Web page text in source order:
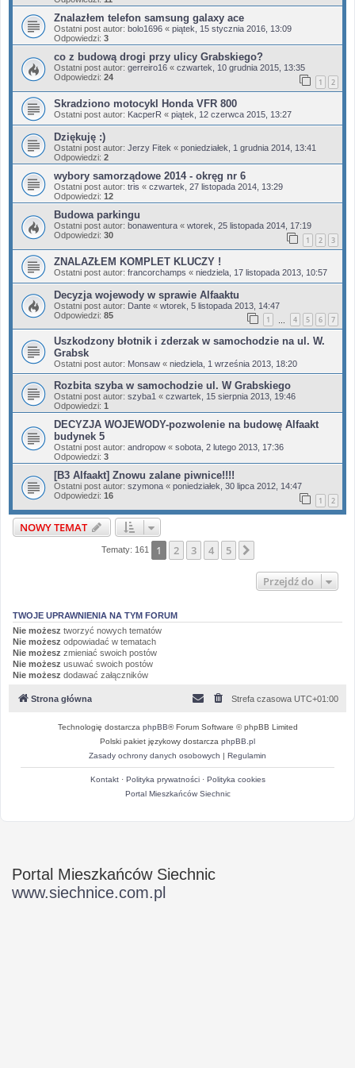
Znalazłem telefon samsung galaxy ace
Ostatni post autor: bolo1696 « piątek, 15 stycznia 2016, 13:09
Odpowiedzi: 3
co z budową drogi przy ulicy Grabskiego?
Ostatni post autor: gerreiro16 « czwartek, 10 grudnia 2015, 13:35
Odpowiedzi: 24 1 2
Skradziono motocykl Honda VFR 800
Ostatni post autor: KacperR « piątek, 12 czerwca 2015, 13:27
Dziękuję :)
Ostatni post autor: Jerzy Fitek « poniedziałek, 1 grudnia 2014, 13:41
Odpowiedzi: 2
wybory samorządowe 2014 - okręg nr 6
Ostatni post autor: tris « czwartek, 27 listopada 2014, 13:29
Odpowiedzi: 12
Budowa parkingu
Ostatni post autor: bonawentura « wtorek, 25 listopada 2014, 17:19
Odpowiedzi: 30 1 2 3
ZNALAZŁEM KOMPLET KLUCZY !
Ostatni post autor: francorchamps « niedziela, 17 listopada 2013, 10:57
Decyzja wojewody w sprawie Alfaaktu
Ostatni post autor: Dante « wtorek, 5 listopada 2013, 14:47
Odpowiedzi: 85 1 4 5 6 7
Uszkodzony błotnik i zderzak w samochodzie na ul. W.
Grabsk
Ostatni post autor: Monsaw « niedziela, 1 września 2013, 18:20
Rozbita szyba w samochodzie ul. W Grabskiego
Ostatni post autor: szyba1 « czwartek, 15 sierpnia 2013, 19:46
Odpowiedzi: 1
DECYZJA WOJEWODY-pozwolenie na budowę Alfaakt
budynek 5
Ostatni post autor: andropow « sobota, 2 lutego 2013, 17:36
Odpowiedzi: 3
[B3 Alfaakt] Znowu zalane piwnice!!!!
Ostatni post autor: szymona « poniedziałek, 30 lipca 2012, 14:47
Odpowiedzi: 16 1 2
NOWY TEMAT
Tematy: 161 1 2 3 4 5
Przejdź do
TWOJE UPRAWNIENIA NA TYM FORUM
Nie możesz tworzyć nowych tematów
Nie możesz odpowiadać w tematach
Nie możesz zmieniać swoich postów
Nie możesz usuwać swoich postów
Nie możesz dodawać załączników
Strona główna Strefa czasowa UTC+01:00
Technologię dostarcza phpBB® Forum Software © phpBB Limited
Polski pakiet językowy dostarcza phpBB.pl
Zasady ochrony danych osobowych
Regulamin
Kontakt· Polityka prywatności· Polityka cookies
Portal Mieszkańców Siechnic
Portal Mieszkańców Siechnic
www.siechnice.com.pl